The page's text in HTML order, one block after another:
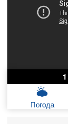
1
Погода